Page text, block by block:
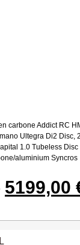
carbone Addict RC
Ultegra Di2 Disc,
1.0 Tubeless Disc
aluminium Syncros
5199,00